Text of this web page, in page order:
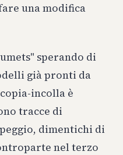
una modifica
sperando di
già pronti da
incolla è
tracce di
dimentichi di
nel terzo